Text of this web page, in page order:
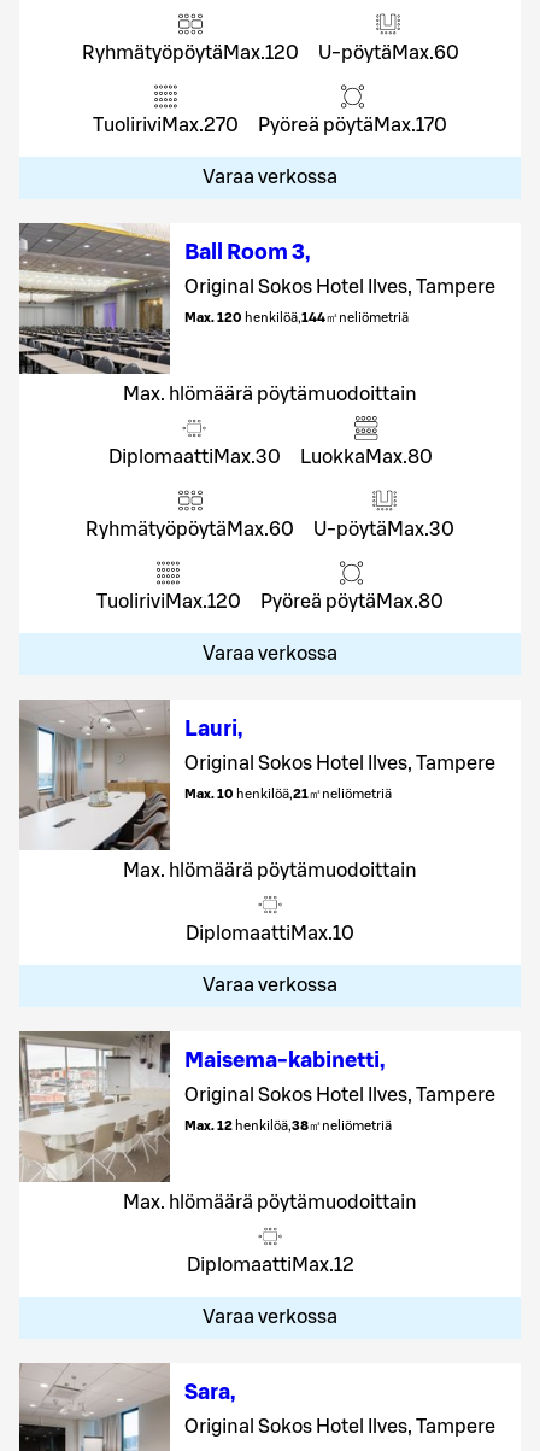
Ryhmätyöpöytä Max.120 U-pöytä Max.60
Tuolirivi Max.270 Pyöreä pöytä Max.170
Varaa verkossa
Ball Room 3,
Original Sokos Hotel Ilves, Tampere
Max. 120 henkilöä,144㎡ neliömetriä
Max. hlömäärä pöytämuodoittain
Diplomaatti Max.30 Luokka Max.80
Ryhmätyöpöytä Max.60 U-pöytä Max.30
Tuolirivi Max.120 Pyöreä pöytä Max.80
Varaa verkossa
Lauri,
Original Sokos Hotel Ilves, Tampere
Max. 10 henkilöä,21㎡ neliömetriä
Max. hlömäärä pöytämuodoittain
Diplomaatti Max.10
Varaa verkossa
Maisema-kabinetti,
Original Sokos Hotel Ilves, Tampere
Max. 12 henkilöä,38㎡ neliömetriä
Max. hlömäärä pöytämuodoittain
Diplomaatti Max.12
Varaa verkossa
Sara,
Original Sokos Hotel Ilves, Tampere